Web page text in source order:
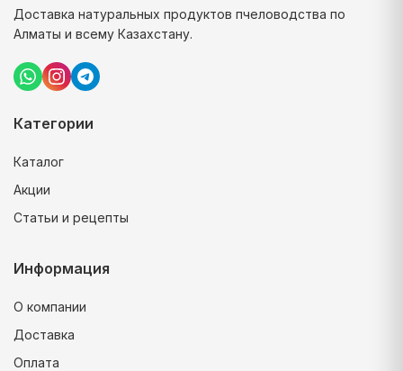
Доставка натуральных продуктов пчеловодства по
Алматы и всему Казахстану.
Категории
Каталог
Акции
Статьи и рецепты
Информация
О компании
Доставка
Оплата